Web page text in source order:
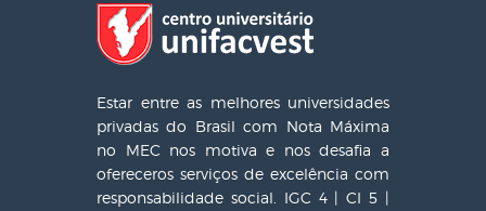
Estar entre as melhores universidades
privadas do Brasil com Nota Máxima
no MEC nos motiva e nos desafia a
ofereceros serviços de excelência com
responsabilidade social. IGC 4 | CI 5 |